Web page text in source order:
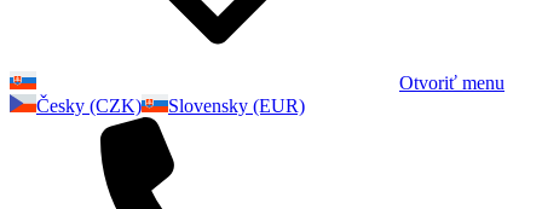
Otvoriť menu
Česky (CZK)
Slovensky (EUR)